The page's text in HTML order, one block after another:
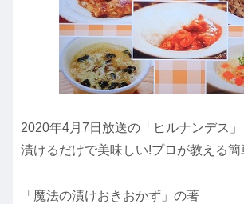
2020年4月7日放送の「ヒルナンデス」
漬けるだけで美味しい!プロが教える
「魔法の漬けおきおかず」の著